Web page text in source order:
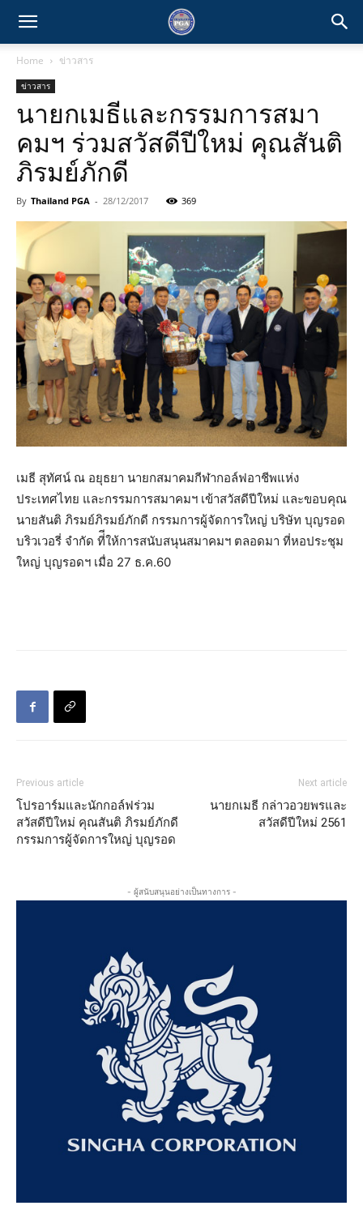
Home ข่าวสาร
ข่าวสาร
นายกเมธีและกรรมการสมา
คมฯ ร่วมสวัสดีปีใหม่ คุณสันติ
ภิรมย์ภักดี
By Thailand PGA - 28/12/2017 369
เมธี สุทัศน์ ณ อยุธยา นายกสมาคมกีฬากอล์ฟอาชีพแห่ง
ประเทศไทย และกรรมการสมาคมฯ เข้าสวัสดีปีใหม่ และขอบคุณ
นายสันติ ภิรมย์ภิรมย์ภักดี กรรมการผู้จัดการใหญ่ บริษัท บุญรอด
บริวเวอรี่ จำกัด ที่ีให้การสนับสนุนสมาคมฯ ตลอดมา ที่หอประชุม
ใหญ่ บุญรอดฯ เมื่อ 27 ธ.ค.60
Previous article
โปรอาร์มและนักกอล์ฟร่วม
สวัสดีปีใหม่ คุณสันติ ภิรมย์ภักดี
กรรมการผู้จัดการใหญ่ บุญรอด
Next article
นายกเมธี กล่าวอวยพรและ
สวัสดีปีใหม่ 2561
- ผู้สนับสนุนอย่างเป็นทางการ -